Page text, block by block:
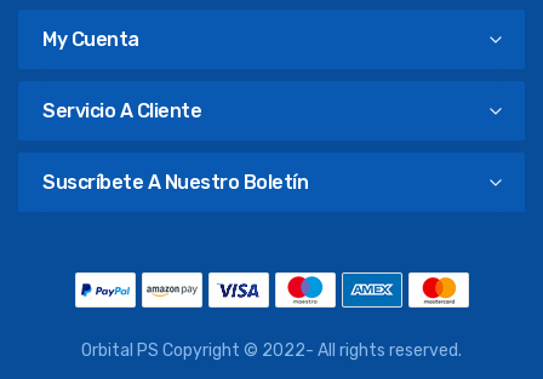
My Cuenta
Servicio A Cliente
Suscríbete A Nuestro Boletín
Orbital PS Copyright © 2022- All rights reserved.